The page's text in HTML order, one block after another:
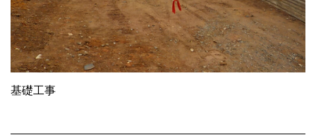
基礎工事